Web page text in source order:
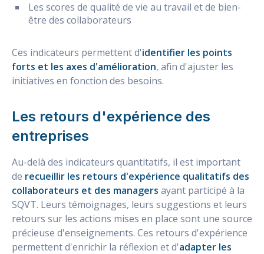
Les scores de qualité de vie au travail et de bien-
être des collaborateurs
Ces indicateurs permettent d'identifier les points
forts et les axes d'amélioration, afin d'ajuster les
initiatives en fonction des besoins.
Les retours d'expérience des
entreprises
Au-delà des indicateurs quantitatifs, il est important
de recueillir les retours d'expérience qualitatifs des
collaborateurs et des managers ayant participé à la
SQVT. Leurs témoignages, leurs suggestions et leurs
retours sur les actions mises en place sont une source
précieuse d'enseignements. Ces retours d'expérience
permettent d'enrichir la réflexion et d'adapter les